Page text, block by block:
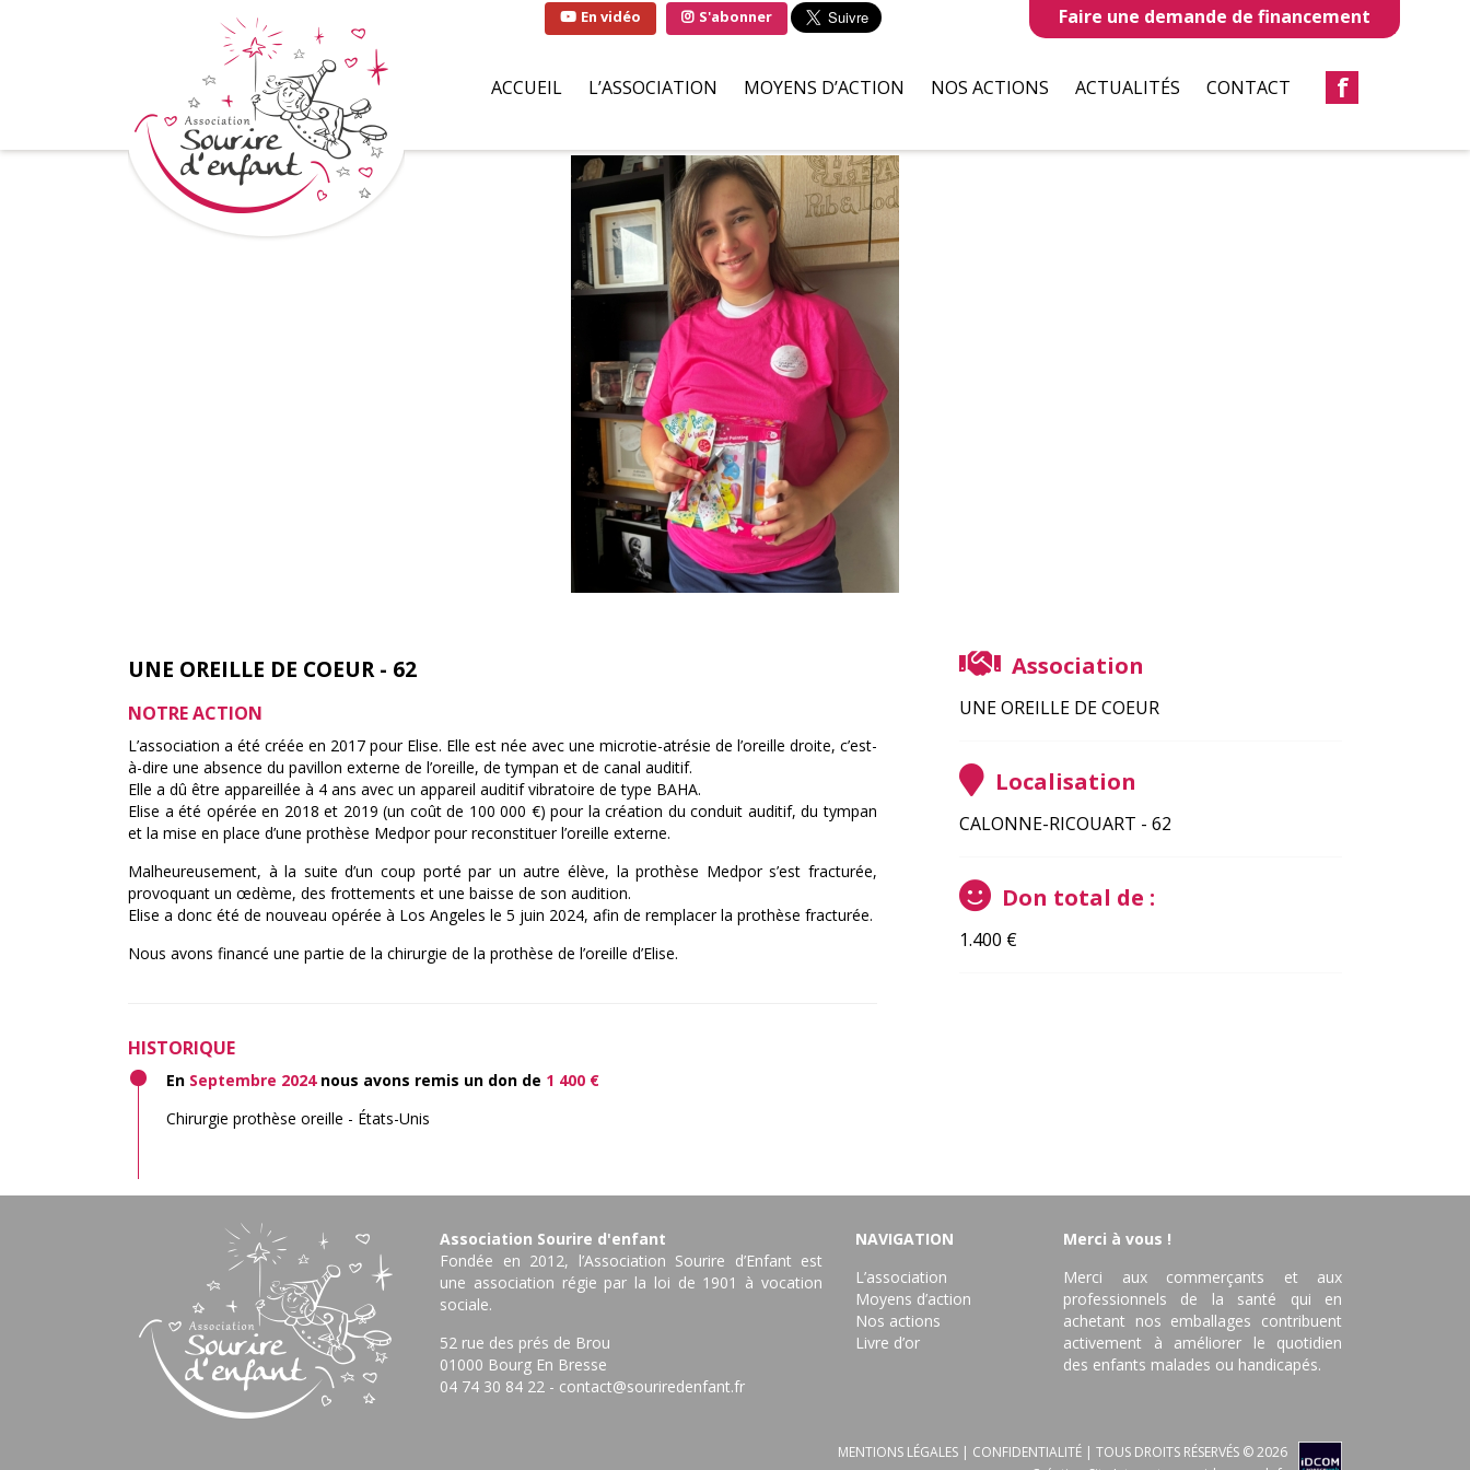
ACCUEIL L’ASSOCIATION
LA MARRAINE DE
L’ASSOCIATION
LIVRE D’OR
DEMANDES D’AIDES
MOYENS D’ACTION
PARTENAIRES BÉNÉVOLES
ILS S’ENGAGENT POUR NOUS
NOS ACTIONS ACTUALITÉS CONTACT f
UNE OREILLE DE COEUR - 62
NOTRE ACTION
L’association a été créée en 2017 pour Elise. Elle est née avec une microtie-atrésie de l’oreille droite, c’est-
à-dire une absence du pavillon externe de l’oreille, de tympan et de canal auditif.
Elle a dû être appareillée à 4 ans avec un appareil auditif vibratoire de type BAHA.
Elise a été opérée en 2018 et 2019 (un coût de 100 000 €) pour la création du conduit auditif, du tympan
et la mise en place d’une prothèse Medpor pour reconstituer l’oreille externe.
Malheureusement, à la suite d’un coup porté par un autre élève, la prothèse Medpor s’est fracturée,
provoquant un œdème, des frottements et une baisse de son audition.
Elise a donc été de nouveau opérée à Los Angeles le 5 juin 2024, afin de remplacer la prothèse fracturée.
Nous avons financé une partie de la chirurgie de la prothèse de l’oreille d’Elise.
HISTORIQUE
En Septembre 2024nous avons remis un don de 1 400 €
Chirurgie prothèse oreille - États-Unis
Association
UNE OREILLE DE COEUR
Localisation
CALONNE-RICOUART - 62
Don total de :
1.400 €
Association Sourire d'enfant
Fondée en 2012, l’Association Sourire d’Enfant est
une association régie par la loi de 1901 à vocation
sociale.
52 rue des prés de Brou
01000 Bourg En Bresse ‎
04 74 30 84 22 - contact@souriredenfant.fr
NAVIGATION
L’association
Moyens d’action
Nos actions
Livre d’or
Merci à vous !
Merci aux commerçants et aux
professionnels de la santé qui en
achetant nos emballages contribuent
activement à améliorer le quotidien
des enfants malades ou handicapés.
MENTIONS LÉGALES | CONFIDENTIALITÉ | TOUS DROITS RÉSERVÉS © 2026
Faire une demande de financement
S'abonner
En vidéo